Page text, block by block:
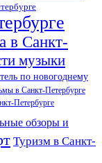
в Санкт-
музыки
по новогоднему
в Санкт-Петербурге
Петербурге
обзоры и
Туризм в Санкт-